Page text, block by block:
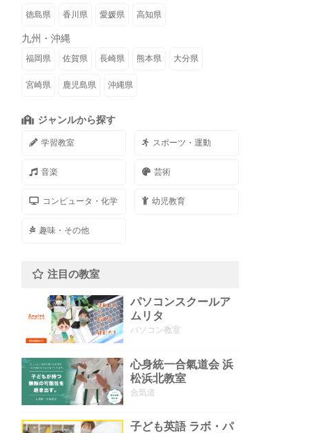
徳島県 香川県 愛媛県 高知県
九州・沖縄
福岡県 佐賀県 長崎県 熊本県 大分県
宮崎県 鹿児島県 沖縄県
ジャンルから探す
学習教室 スポーツ・運動
音楽 芸術
コンピュータ・化学 幼児教育
趣味・その他
注目の教室
パソコンスクールア
ムリタ
パソコン教室
心身統一合氣道会 浜
松浜北教室
合気道
子ども英語 ラボ・パ